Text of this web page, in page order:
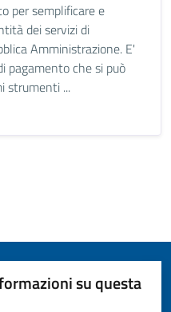
per semplificare e
dei servizi di
Amministrazione. E'
pagamento che si può
strumenti ...
su questa